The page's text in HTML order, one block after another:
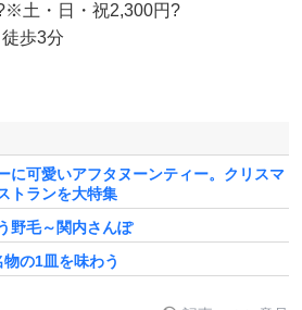
土・日・祝2,300円?
歩3分
に可愛いアフタヌーンティー。クリスマ
トランを大特集
野毛～関内さんぽ
の1皿を味わう